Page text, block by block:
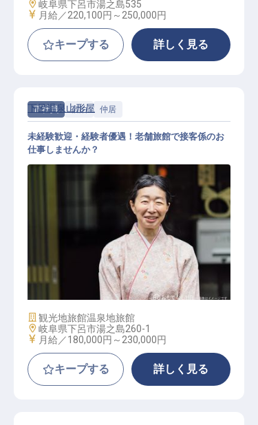
勤務地
岐阜県下呂市湯之島535
給与
月給／220,100円～ 250,000円
キープする 詳しく見る
正社員 宿泊 仲居
仲居 / 正社員
下呂温泉山形屋
未経験歓迎・経験者優遇！老舗旅館で接客係のお
仕事しませんか？
施設業態
観光地旅館温泉地旅館
勤務地
岐阜県下呂市湯之島260-1
給与
月給／180,000円～ 230,000円
キープする 詳しく見る